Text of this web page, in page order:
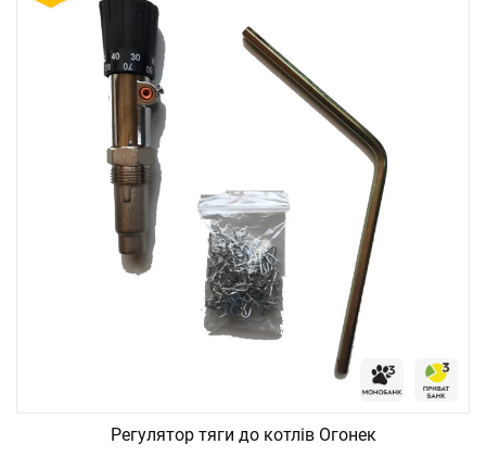
Регулятор тяги до котлів Огонек